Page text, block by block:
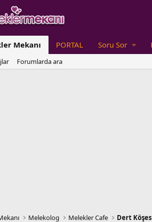
Mekanı PORTAL Soru Sor
Forumlarda ara
Melekolog Melekler Cafe Dert